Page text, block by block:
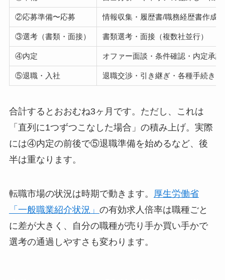
②応募準備〜応募 情報収集・履歴書/職務経歴書作成
③選考（書類・面接） 書類選考・面接（複数社並行）
④内定 オファー面談・条件確認・内定承諾
⑤退職・入社 退職交渉・引き継ぎ・各種手続き
合計するとおおむね3ヶ月です。ただし、これは
「直列に1つずつこなした場合」の積み上げ。実際
には④内定の前後で⑤退職準備を始めるなど、後
半は重なります。
転職市場の状況は時期で動きます。 厚生労働省
「一般職業紹介状況」 の有効求人倍率は職種ごと
に差が大きく、自分の職種が売り手か買い手かで
選考の通過しやすさも変わります。